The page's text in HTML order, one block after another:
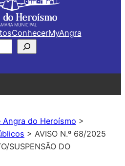
ConhecerMyAngra
Angra do Heroísmo >
> AVISO N.º 68/2025
SUSPENSÃO DO